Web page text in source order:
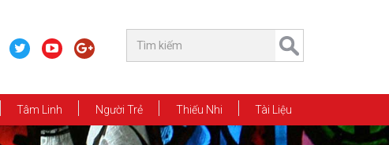
Tâm Linh Người Trẻ Thiếu Nhi Tài Liệu